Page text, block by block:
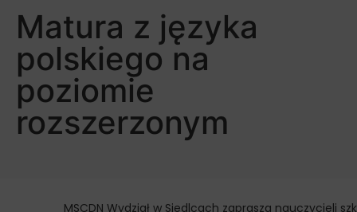
Matura z języka
polskiego na
poziomie
rozszerzonym
MSCDN Wydział w Siedlcach zaprasza nauczycieli